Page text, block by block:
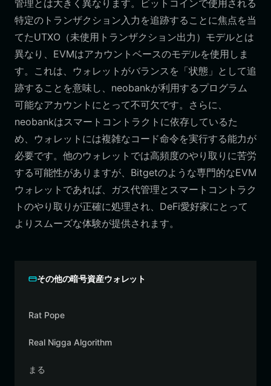
管理とは大きく異なります。ビットコインで使用される
特定のトランザクション入力を追跡することに焦点を当
てたUTXO（未使用トランザクション出力）モデルとは
異なり、EVMはアカウントベースのモデルを使用しま
す。これは、ウォレットがバランスを「状態」として追
跡することを意味し、neobankが利用するプログラム
可能なアカウントにとって不可欠です。さらに、
neobankはスマートコントラクトに依存しているた
め、ウォレットには複雑なコード命令を実行する能力が
必要です。他のウォレットでは高頻度のやり取りに苦労
する可能性がありますが、Bitgetのような専門的なEVM
ウォレットであれば、ガス代管理とスマートコントラク
トのやり取りが正確に処理され、DeFi愛好家にとって
よりスムーズな体験が提供されます。
その他の暗号資産ウォレット
Rat Pope
Real Nigga Algorithm
まる